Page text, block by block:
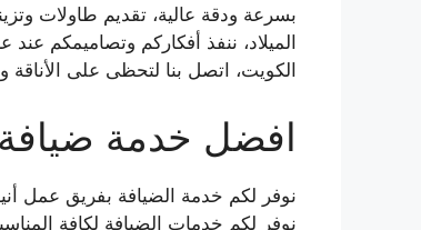
بسرعة ودقة عالية، تقديم طاولات
الميلاد، ننفذ أفكاركم وتصاميمكم
الكويت، اتصل بنا لتحظى على
افضل خدمة ضيافة
نوفر لكم خدمة الضيافة بفريق عمل
نوفر لكم خدمات الضيافة لكافة